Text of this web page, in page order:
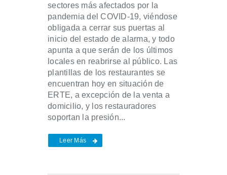
sectores más afectados por la
pandemia del COVID-19, viéndose
obligada a cerrar sus puertas al
inicio del estado de alarma, y todo
apunta a que ​​serán de los últimos
locales en reabrirse al público. Las
plantillas de los restaurantes se
encuentran hoy en situación de
ERTE, a excepción de la venta a
domicilio, y los restauradores
soportan la presión...
Leer Más